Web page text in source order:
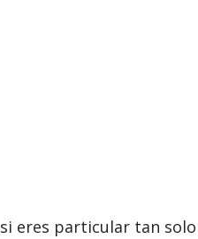
eres particular tan